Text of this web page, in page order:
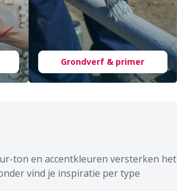
Grondverf & primer
ton en accentkleuren versterken het
vind je inspiratie per type